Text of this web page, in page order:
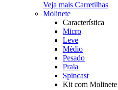
Veja mais Carretilhas
Molinete
Característica
Micro
Leve
Médio
Pesado
Praia
Spincast
Kit com Molinete